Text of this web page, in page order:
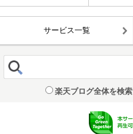
サービス一覧
楽天ブログ全体を検索